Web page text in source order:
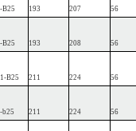
B25 193 207 56
B25 193 208 56
B25 211 224 56
b25 211 224 56